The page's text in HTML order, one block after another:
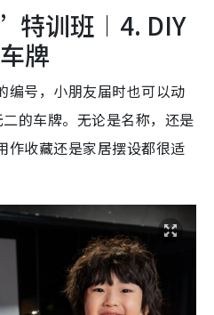
特训班︱4. DIY
牌
编号，小朋友届时也可以动
的车牌。无论是名称，还是
作收藏还是家居摆设都很适